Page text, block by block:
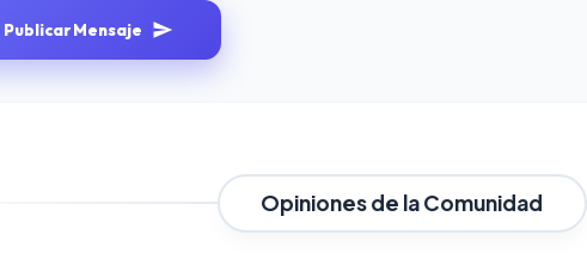
Publicar Mensaje
Opiniones de la Comunidad